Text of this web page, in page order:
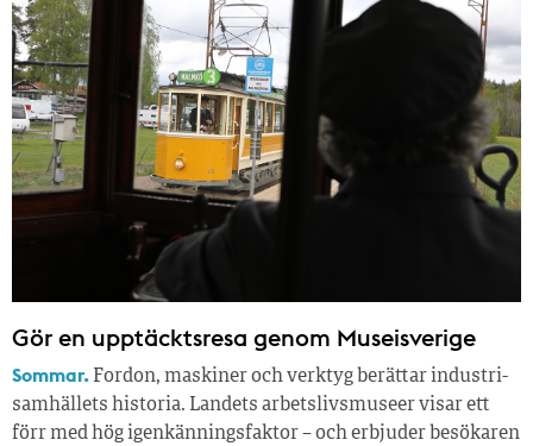
Gör en upptäcktsresa genom Museisverige
Sommar. Fordon, maskiner och verktyg berättar industri­
samhällets historia. Landets arbetslivsmuseer visar ett
förr med hög igenkänningsfaktor – och erbjuder besökaren